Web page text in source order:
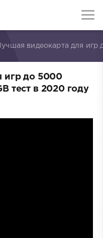
видеокарта для игр
игр до 5000
тест в 2020 году